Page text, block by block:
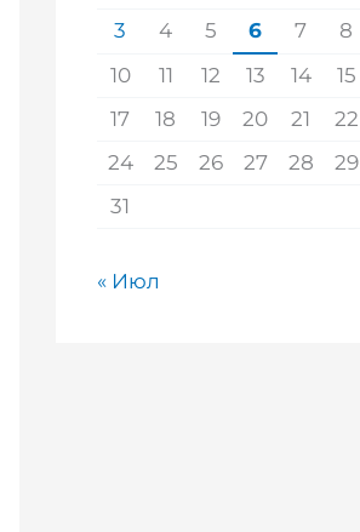
3
4 5 6 7 8
10
11 12 13 14 15
17
18 19 20 21 22
24
25 26 27 28 29
31
« Июл